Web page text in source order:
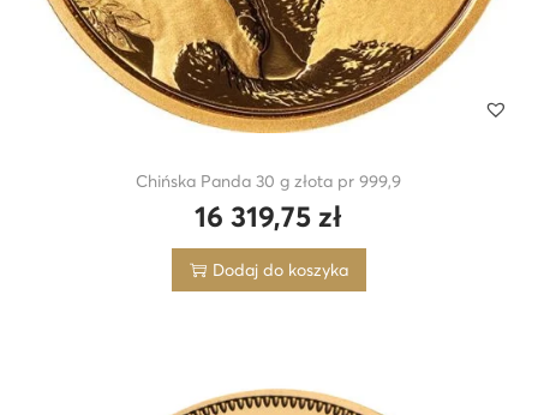
Chińska Panda 30 g złota pr 999,9
16 319,75zł
Dodaj do koszyka